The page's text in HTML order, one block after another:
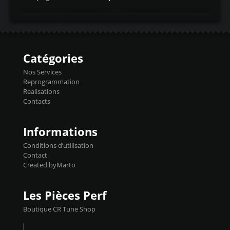
d'admissiontemp ex. pour atmo -30- 80°C
temperaturetemperature ldr moteurtemp
Injecteurs + Flashpro 1370€ TTC Le
précise et performante. Vous pourrez
basculer de la carto sans plomb à Ethanol à
l'aide du flashpro OPTION ECONOMIQUES
Reprog SP 98 sur le calculateur d'origine
450€ TTC Un gain d'environ 10cv et 15nm
Catégories
Nos Services
Reprogrammation
Realisations
Contacts
Informations
Conditions d’utilisation
Contact
Created byMarto
Les Pièces Perf
Boutique CR Tune Shop